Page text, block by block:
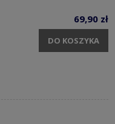
69,90 zł
DO KOSZYKA